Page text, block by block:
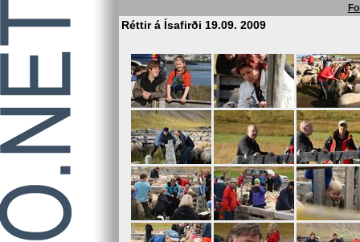
Réttir á Ísafirði 19.09. 2009